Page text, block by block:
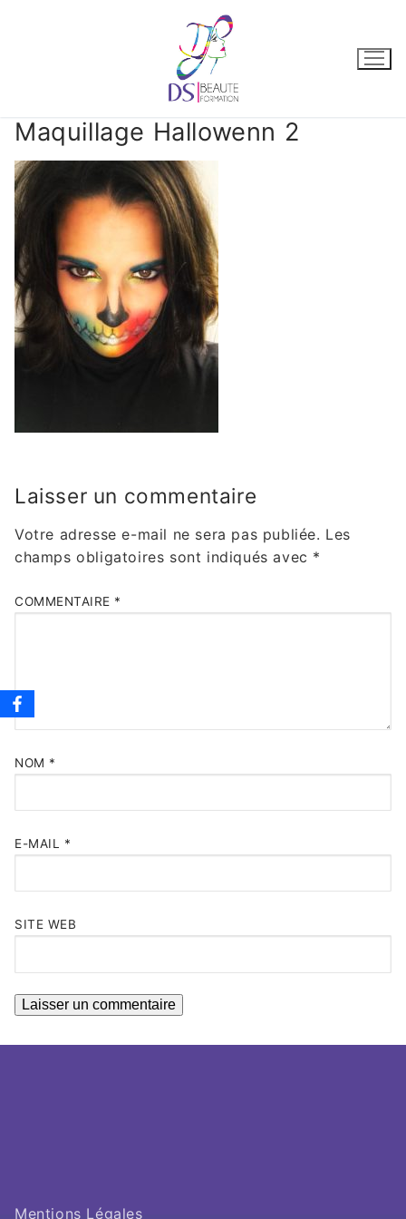
Maquillage Hallowenn 2
Laisser un commentaire
Votre adresse e-mail ne sera pas publiée. Les
champs obligatoires sont indiqués avec *
COMMENTAIRE *
NOM *
E-MAIL *
SITE WEB
Mentions Légales